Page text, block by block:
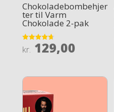
Chokoladebombehjer
ter til Varm
Chokolade 2-pak
Rated
4.7
kr. 129,00